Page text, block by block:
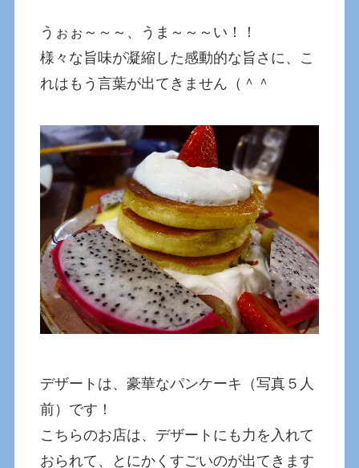
うぉぉ～～～、うま～～～い！！
様々な旨味が凝縮した感動的な旨さに、こ
れはもう言葉が出てきません（＾＾
デザートは、豪華なパンケーキ（写真５人
前）です！
こちらのお店は、デザートにも力を入れて
おられて、とにかくすごいのが出てきます